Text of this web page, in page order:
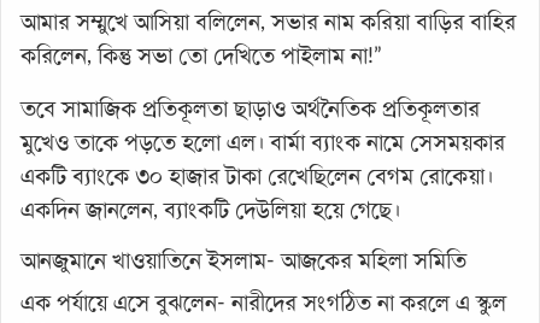
আমার সম্মুখে আসিয়া বলিলেন, সভার নাম করিয়া বাড়ির বাহির
করিলেন, কিন্তু সভা তো দেখিতে পাইলাম না!”
তবে সামাজিক প্রতিকূলতা ছাড়াও অর্থনৈতিক প্রতিকূলতার
মুখেও তাকে পড়তে হলো এল। বার্মা ব্যাংক নামে সেসময়কার
একটি ব্যাংকে ৩০ হাজার টাকা রেখেছিলেন বেগম রোকেয়া।
একদিন জানলেন, ব্যাংকটি দেউলিয়া হয়ে গেছে।
আনজুমানে খাওয়াতিনে ইসলাম- আজকের মহিলা সমিতি
এক পর্যায়ে এসে বুঝলেন- নারীদের সংগঠিত না করলে এ স্কুল